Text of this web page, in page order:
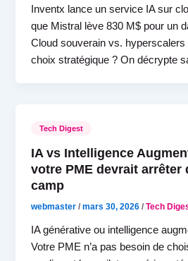
Inventx lance un service IA sur
que Mistral lève 830 M$ pour un
Cloud souverain vs. hyperscalers
choix stratégique ? On décrypte
Tech Digest
IA vs Intelligence
votre PME devrait arrêter
camp
webmaster/mars 30, 2026/Tech
IA générative ou intelligence
Votre PME n’a pas besoin de